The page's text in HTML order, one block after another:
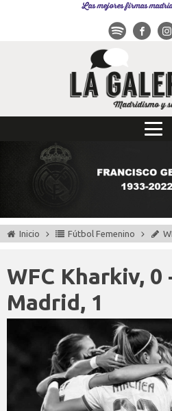
Las mejores firmas
Inicio Fútbol Femenino
WFC Kharkiv, 0
Madrid, 1